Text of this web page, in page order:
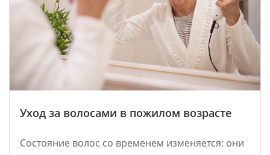
Уход за волосами в пожилом возрасте
Состояние волос со временем изменяется: они